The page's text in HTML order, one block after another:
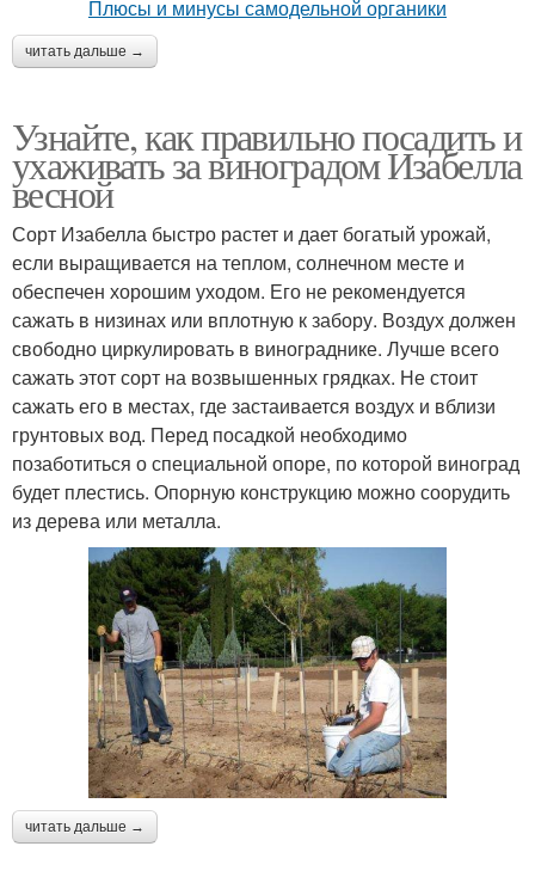
читать дальше →
Узнайте, как правильно посадить и
ухаживать за виноградом Изабелла
весной
Сорт Изабелла быстро растет и дает богатый урожай,
если выращивается на теплом, солнечном месте и
обеспечен хорошим уходом. Его не рекомендуется
сажать в низинах или вплотную к забору. Воздух должен
свободно циркулировать в винограднике. Лучше всего
сажать этот сорт на возвышенных грядках. Не стоит
сажать его в местах, где застаивается воздух и вблизи
грунтовых вод. Перед посадкой необходимо
позаботиться о специальной опоре, по которой виноград
будет плестись. Опорную конструкцию можно соорудить
из дерева или металла.
читать дальше →